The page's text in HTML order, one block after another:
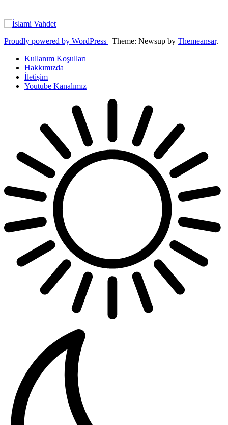
Proudly powered by WordPress | Theme: Newsup by Themeansar.
Kullanım Koşulları
Hakkımızda
İletişim
Youtube Kanalımız